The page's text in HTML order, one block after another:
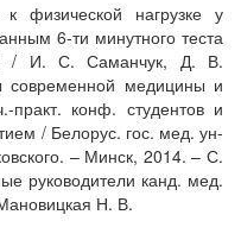
физической нагрузке у
6-ти минутного теста
/ И. С. Саманчук, Д. В.
современной медицины и
конф. студентов и
/ Белорус. гос. мед. ун-
– Минск, 2014. – С.
руководители канд. мед.
Н. В.